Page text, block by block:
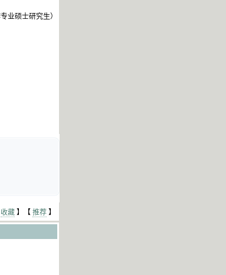
业硕士研究生）
收藏 】【 推荐 】